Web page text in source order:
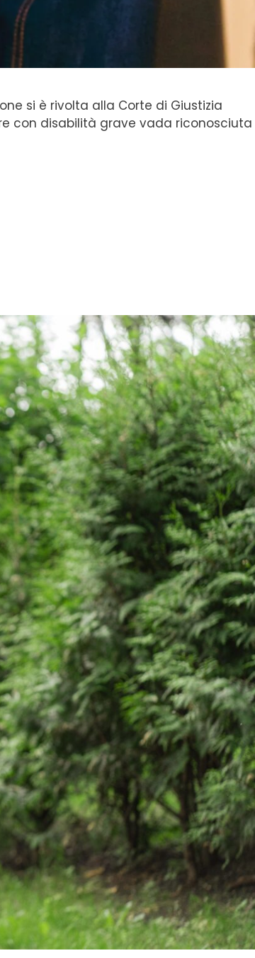
si è rivolta alla Corte di Giustizia
con disabilità grave vada riconosciuta